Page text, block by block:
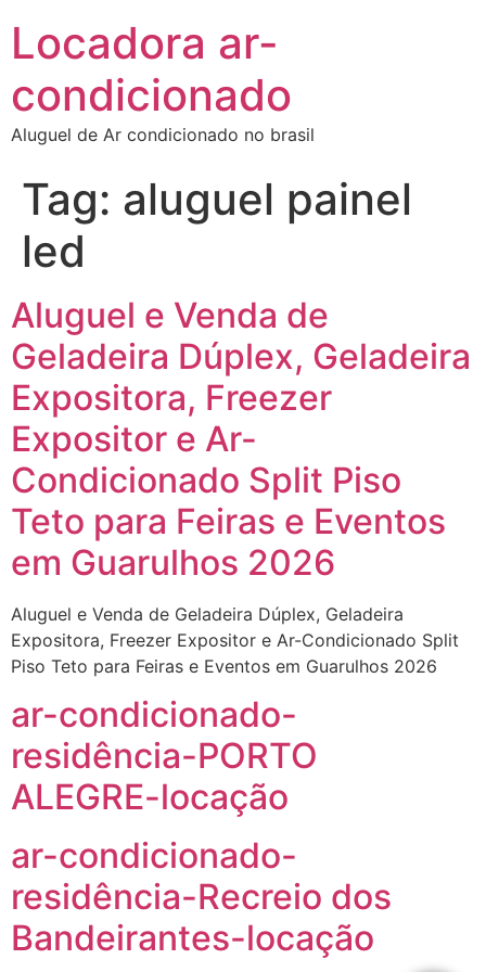
Locadora ar-
condicionado
Aluguel de Ar condicionado no brasil
Tag: aluguel painel
led
Aluguel e Venda de
Geladeira Dúplex, Geladeira
Expositora, Freezer
Expositor e Ar-
Condicionado Split Piso
Teto para Feiras e Eventos
em Guarulhos 2026
Aluguel e Venda de Geladeira Dúplex, Geladeira
Expositora, Freezer Expositor e Ar-Condicionado Split
Piso Teto para Feiras e Eventos em Guarulhos 2026
ar-condicionado-
residência-PORTO
ALEGRE-locação
ar-condicionado-
residência-Recreio dos
Bandeirantes-locação